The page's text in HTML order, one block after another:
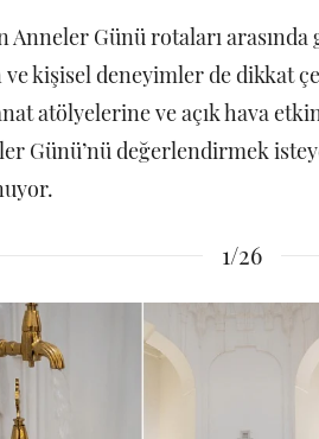
Anneler Günü rotaları
kişisel deneyimler de dikkat
atölyelerine ve açık hava
Günü’nü değerlendirmek
1/26